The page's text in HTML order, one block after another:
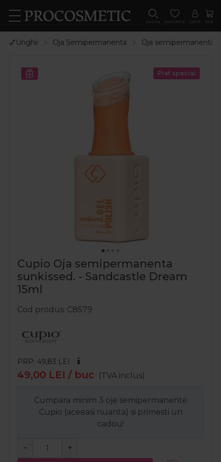
CAUTA FAVORITE CONT COS
💅Unghii Oja Semipermanenta Oja semipermanenta
Pret special
Cupio Oja semipermanenta
sunkissed. - Sandcastle Dream
15ml
Cod produs C8579
PRP: 49,83 LEI
49,00 LEI / buc (TVA inclus)
Cumpara minim 3 oje semipermanente
Cupio (aceeasi nuanta) si primesti un
cadou!
− +